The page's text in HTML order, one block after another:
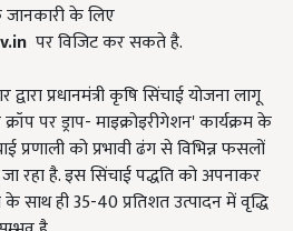
के लिए
पर विजिट कर सकते है.
प्रधानमंत्री कृषि सिंचाई योजना लागू
पर ड्राप- माइक्रोइरीगेशन' कार्यक्रम के
प्रणाली को प्रभावी ढंग से विभिन्न फसलों
रहा है. इस सिंचाई पद्धति को अपनाकर
साथ ही 35-40 प्रतिशत उत्पादन में वृद्धि